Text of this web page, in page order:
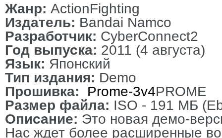
Жанр: ActionFighting
Издатель: Bandai Namco
Разработчик: CyberConnect2
Год выпуска: 2011 (4 августа)
Язык: Японский
Тип издания: Demo
Прошивка:
Prome-3v4PROME
Размер файла: ISO - 191 МБ
Описание: Это новая демо-
Нас ждет более расширенные